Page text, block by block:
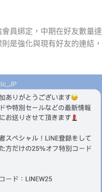
員綁定，中期在好友數量達
是強化與現有好友的連結，